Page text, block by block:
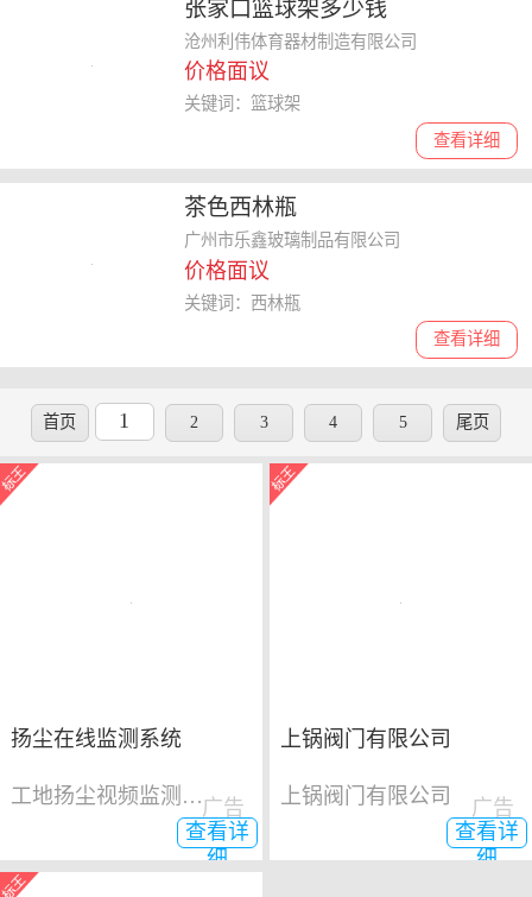
张家口篮球架多少钱
沧州利伟体育器材制造有限公司
价格面议
查看详细
关键词：篮球架
茶色西林瓶
广州市乐鑫玻璃制品有限公司
价格面议
查看详细
关键词：西林瓶
首页 1 2 3 4 5 尾页
扬尘在线监测系统
工地扬尘视频监测系统
查看详
细
广告
上锅阀门有限公司
上锅阀门有限公司
查看详
细
广告